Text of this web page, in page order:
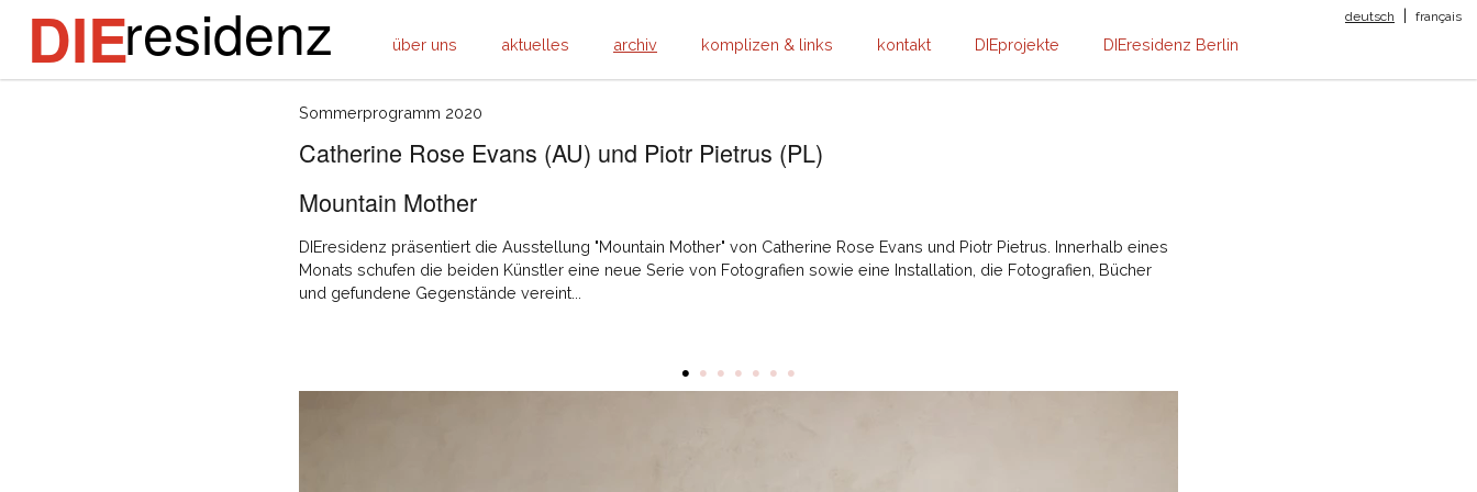
DIEresidenz über uns aktuelles archiv komplizen & links kontakt DIEprojekte DIEresidenz Berlin
deutsch | français
Sommerprogramm 2020
Catherine Rose Evans (AU) und Piotr Pietrus (PL)
Mountain Mother
DIEresidenz präsentiert die Ausstellung "Mountain Mother" von Catherine Rose Evans und Piotr Pietrus. Innerhalb eines
Monats schufen die beiden Künstler eine neue Serie von Fotografien sowie eine Installation, die Fotografien, Bücher
und gefundene Gegenstände vereint...
• • • • • • •